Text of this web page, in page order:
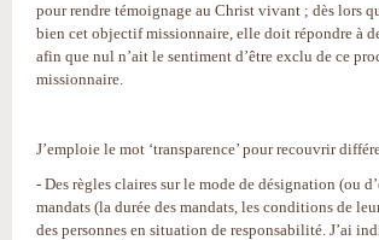
pour rendre témoignage au Christ vivant ; dès lors
bien cet objectif missionnaire, elle doit répondre à
afin que nul n’ait le sentiment d’être exclu de ce
missionnaire.
J’emploie le mot ‘transparence’ pour recouvrir
- Des règles claires sur le mode de désignation (ou
mandats (la durée des mandats, les conditions de
des personnes en situation de responsabilité. J’ai